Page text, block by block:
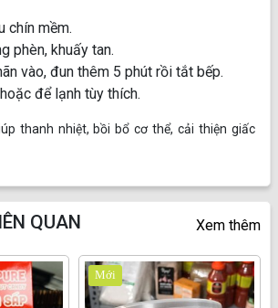
chín mềm.
phèn, khuấy tan.
vào, đun thêm 5 phút rồi tắt bếp.
để lạnh tùy thích.
thanh nhiệt, bồi bổ cơ thể, cải thiện giấc
QUAN Xem thêm
Mới